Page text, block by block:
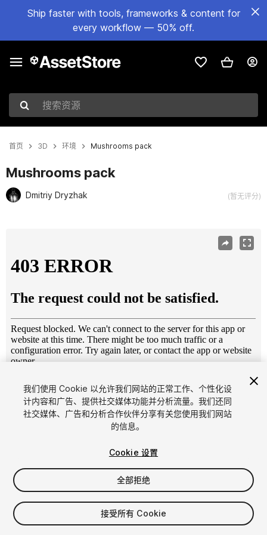
Ship faster with tools, frameworks & content for
every workflow — 50% off.
搜索资源
首页 3D 环境 Mushrooms pack
Mushrooms pack
Dmitriy Dryzhak (暂无评分)
1/7
$5
增值税将在结算时计算
我们使用 Cookie 以允许我们网站的正常工作、个性化设
计内容和广告、提供社交媒体功能并分析流量。我们还同
社交媒体、广告和分析合作伙伴分享有关您使用我们网站
的信息。
Cookie 设置
全部拒绝
接受所有 Cookie